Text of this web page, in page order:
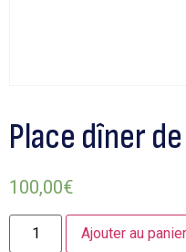
Place dîner
100,00€
Ajouter au panier